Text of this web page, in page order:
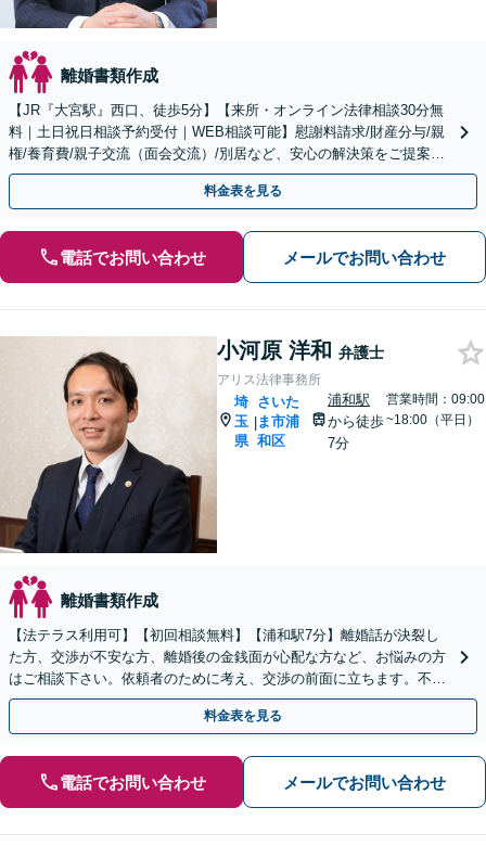
離婚書類作成
【JR『大宮駅』西口、徒歩5分】【来所・オンライン法律相談30分無
料｜土日祝日相談予約受付｜WEB相談可能】慰謝料請求/財産分与/親
権/養育費/親子交流（面会交流）/別居など、安心の解決策をご提案い
たします
料金表を見る
電話でお問い合わせ メールでお問い合わせ
小河原 洋和 弁護士
アリス法律事務所
埼
玉
県
|
さいた
ま市浦
和区
浦和駅
から徒歩
7分
営業時間：09:00
~18:00（平日）
離婚書類作成
【法テラス利用可】【初回相談無料】【浦和駅7分】離婚話が決裂し
た方、交渉が不安な方、離婚後の金銭面が心配な方など、お悩みの方
はご相談下さい。依頼者のために考え、交渉の前面に立ちます。不貞
行為の慰謝料（請求する側・される側）も承ります。
料金表を見る
電話でお問い合わせ メールでお問い合わせ